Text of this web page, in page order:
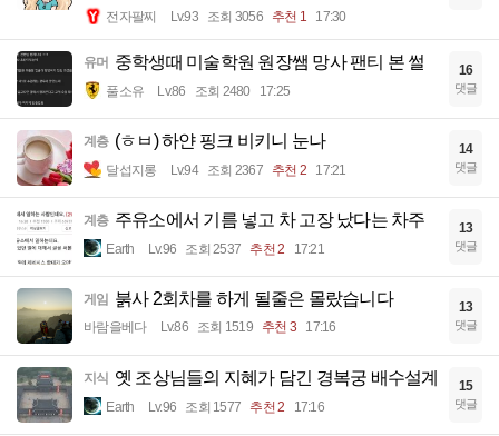
전자팔찌 Lv.93 조회 3056 추천 1 17:30
유머 중학생때 미술학원 원장쌤 망사 팬티 본 썰
풀소유 Lv.86 조회 2480 17:25
16
댓글
계층 (ㅎㅂ) 하얀 핑크 비키니 눈나
달섭지롱 Lv.94 조회 2367 추천 2 17:21
14
댓글
계층 주유소에서 기름 넣고 차 고장 났다는 차주
Earth Lv.96 조회 2537 추천 2 17:21
13
댓글
게임 붉사 2회차를 하게 될줄은 몰랐습니다
바람을베다 Lv.86 조회 1519 추천 3 17:16
13
댓글
지식 옛 조상님들의 지혜가 담긴 경복궁 배수설계
Earth Lv.96 조회 1577 추천 2 17:16
15
댓글